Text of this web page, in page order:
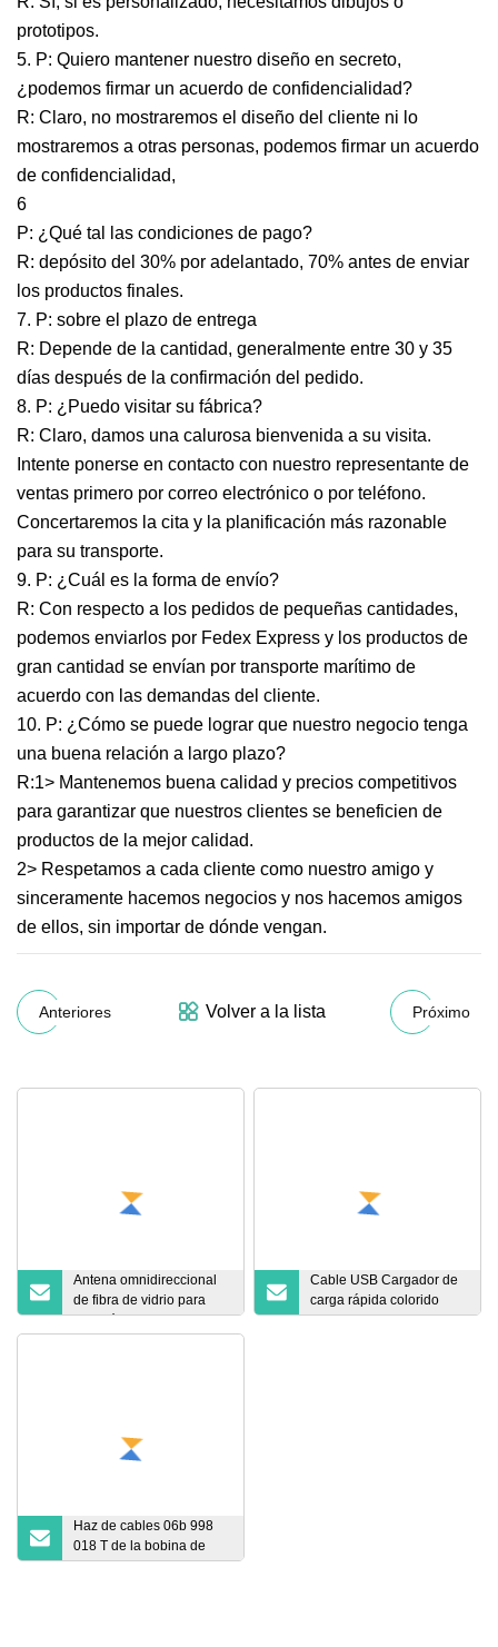
prototipos.
5. P: Quiero mantener nuestro diseño en secreto,
¿podemos firmar un acuerdo de confidencialidad?
R: Claro, no mostraremos el diseño del cliente ni lo
mostraremos a otras personas, podemos firmar un acuerdo
de confidencialidad,
6
P: ¿Qué tal las condiciones de pago?
R: depósito del 30% por adelantado, 70% antes de enviar
los productos finales.
7. P: sobre el plazo de entrega
R: Depende de la cantidad, generalmente entre 30 y 35
días después de la confirmación del pedido.
8. P: ¿Puedo visitar su fábrica?
R: Claro, damos una calurosa bienvenida a su visita.
Intente ponerse en contacto con nuestro representante de
ventas primero por correo electrónico o por teléfono.
Concertaremos la cita y la planificación más razonable
para su transporte.
9. P: ¿Cuál es la forma de envío?
R: Con respecto a los pedidos de pequeñas cantidades,
podemos enviarlos por Fedex Express y los productos de
gran cantidad se envían por transporte marítimo de
acuerdo con las demandas del cliente.
10. P: ¿Cómo se puede lograr que nuestro negocio tenga
una buena relación a largo plazo?
R:1> Mantenemos buena calidad y precios competitivos
para garantizar que nuestros clientes se beneficien de
productos de la mejor calidad.
2> Respetamos a cada cliente como nuestro amigo y
sinceramente hacemos negocios y nos hacemos amigos
de ellos, sin importar de dónde vengan.
Anteriores Volver a la lista Próximo
Antena omnidireccional
de fibra de vidrio para
estación Base 4G,
Cable USB Cargador de
carga rápida colorido
para datos de
Haz de cables 06b 998
018 T de la bobina de
encendido de VW Audi A4